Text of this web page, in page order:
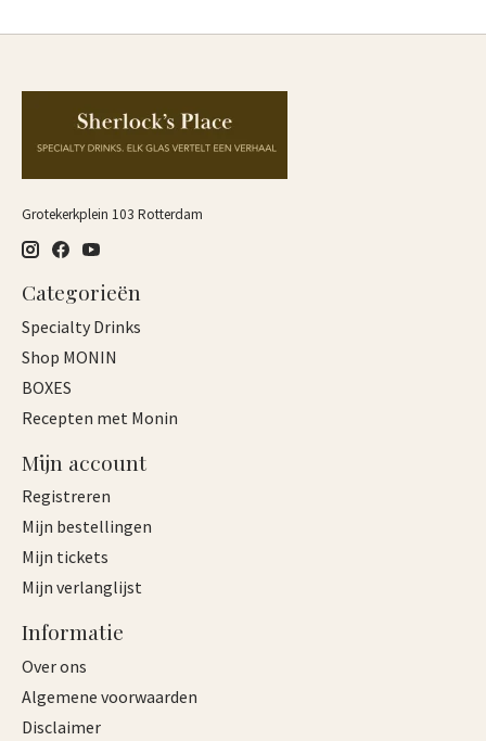
Grotekerkplein 103 Rotterdam
Categorieën
Specialty Drinks
Shop MONIN
BOXES
Recepten met Monin
Mijn account
Registreren
Mijn bestellingen
Mijn tickets
Mijn verlanglijst
Informatie
Over ons
Algemene voorwaarden
Disclaimer